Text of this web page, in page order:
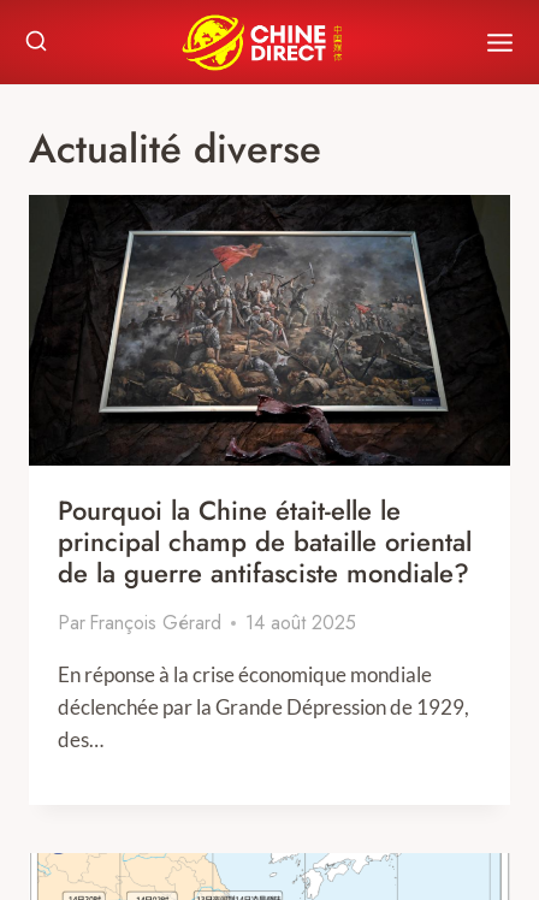
content
Actualité diverse
Pourquoi la Chine était-elle le
principal champ de bataille oriental
de la guerre antifasciste mondiale?
Par François Gérard 14 août 2025
En réponse à la crise économique mondiale
déclenchée par la Grande Dépression de 1929,
des…